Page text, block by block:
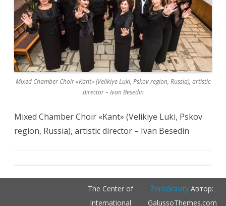
Mixed Chamber Choir «Kant» (Velikiye Luki, Pskov region, Russia), artistic
director – Ivan Besedin
Mixed Chamber Choir «Kant» (Velikiye Luki, Pskov
region, Russia), artistic director – Ivan Besedin
The Center of
International
ZeroGravityАвтор:
GalussoThemes.com